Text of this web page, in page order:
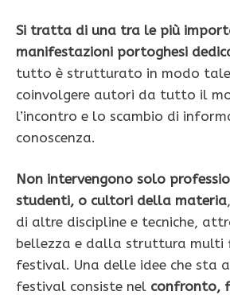
Si tratta di una tra le più
manifestazioni portoghesi
tutto è strutturato in modo
coinvolgere autori da tutto il
l’incontro e lo scambio di
conoscenza.
Non intervengono solo
studenti, o cultori della materia
di altre discipline e tecniche,
bellezza e dalla struttura
festival. Una delle idee che sta
festival consiste nel confronto,